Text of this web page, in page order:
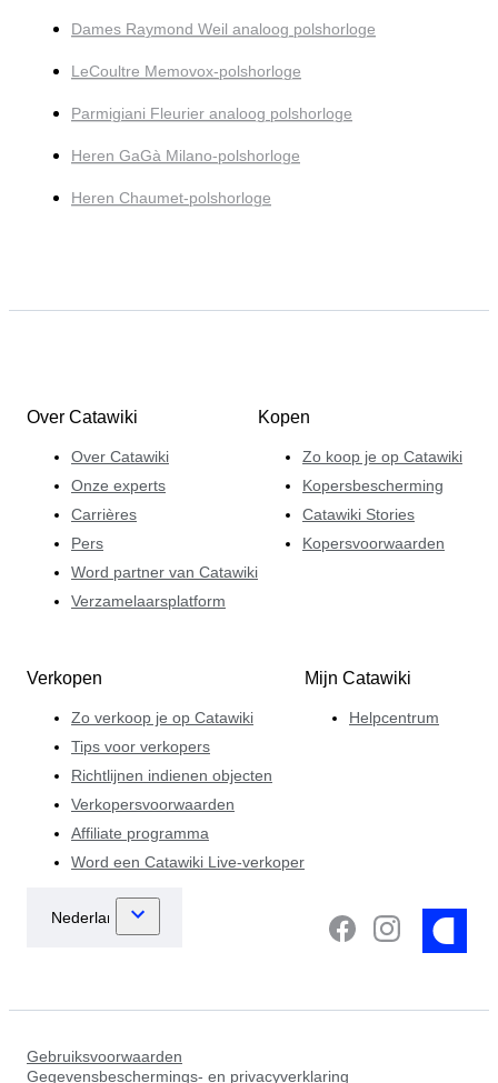
Dames Raymond Weil analoog polshorloge
LeCoultre Memovox-polshorloge
Parmigiani Fleurier analoog polshorloge
Heren GaGà Milano-polshorloge
Heren Chaumet-polshorloge
Over Catawiki
Over Catawiki
Onze experts
Carrières
Pers
Word partner van Catawiki
Verzamelaarsplatform
Kopen
Zo koop je op Catawiki
Kopersbescherming
Catawiki Stories
Kopersvoorwaarden
Verkopen
Zo verkoop je op Catawiki
Tips voor verkopers
Richtlijnen indienen objecten
Verkopersvoorwaarden
Affiliate programma
Word een Catawiki Live-verkoper
Mijn Catawiki
Helpcentrum
Gebruiksvoorwaarden
Gegevensbeschermings- en privacyverklaring